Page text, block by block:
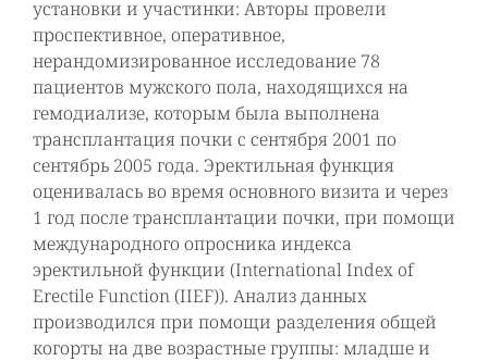
установки и участинки: Авторы провели
проспективное, оперативное,
нерандомизированное исследование 78
пациентов мужского пола, находящихся на
гемодиализе, которым была выполнена
трансплантация почки с сентября 2001 по
сентябрь 2005 года. Эректильная функция
оценивалась во время основного визита и через
1 год после трансплантации почки, при помощи
международного опросника индекса
эректильной функции (International Index of
Erectile Function (IIEF)). Анализ данных
производился при помощи разделения общей
когорты на две возрастные группы: младше и